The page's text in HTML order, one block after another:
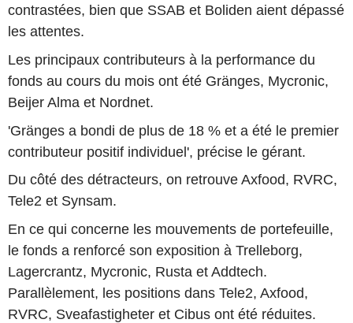
contrastées, bien que SSAB et Boliden aient dépassé
les attentes.
Les principaux contributeurs à la performance du
fonds au cours du mois ont été Gränges, Mycronic,
Beijer Alma et Nordnet.
'Gränges a bondi de plus de 18 % et a été le premier
contributeur positif individuel', précise le gérant.
Du côté des détracteurs, on retrouve Axfood, RVRC,
Tele2 et Synsam.
En ce qui concerne les mouvements de portefeuille,
le fonds a renforcé son exposition à Trelleborg,
Lagercrantz, Mycronic, Rusta et Addtech.
Parallèlement, les positions dans Tele2, Axfood,
RVRC, Sveafastigheter et Cibus ont été réduites.